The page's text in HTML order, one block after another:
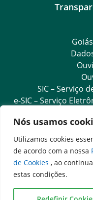
Nós usamos
Utilizamos cookies
de acordo com a nossa
de Cookies , ao
estas condições.
SIC – Serviço
e-SIC – Serviço
Acesso às Informações
e
Ouvidoria